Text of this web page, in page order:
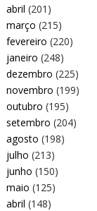
abril (201)
março (215)
fevereiro (220)
janeiro (248)
dezembro (225)
novembro (199)
outubro (195)
setembro (204)
agosto (198)
julho (213)
junho (150)
maio (125)
abril (148)